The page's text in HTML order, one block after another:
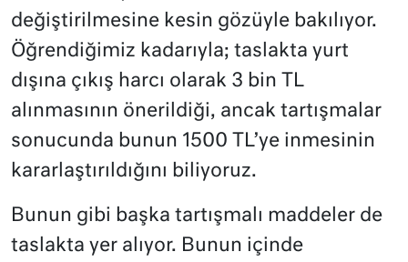
değiştirilmesine kesin gözüyle bakılıyor.
Öğrendiğimiz kadarıyla; taslakta yurt
dışına çıkış harcı olarak 3 bin TL
alınmasının önerildiği, ancak tartışmalar
sonucunda bunun 1500 TL’ye inmesinin
kararlaştırıldığını biliyoruz.
Bunun gibi başka tartışmalı maddeler de
taslakta yer alıyor. Bunun içinde